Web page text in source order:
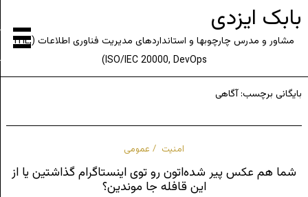
بابک ایزدی
مشاور و مدرس چارچوبها و استانداردهای مدیریت فناوری اطلاعات (ITIL,
ISO/IEC 20000, DevOps)
بایگانی برچسب:آگاهی
امنیت عمومی
شما هم عکس پیر شده‌اتون رو توی اینستاگرام گذاشتین یا از
این قافله جا موندین؟